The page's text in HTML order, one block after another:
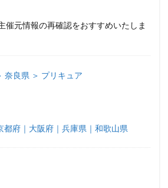
催元情報の再確認をおすすめいたしま
奈良県 ＞ プリキュア
都府 ｜大阪府 ｜兵庫県 ｜和歌山県